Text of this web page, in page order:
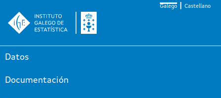
Galego Castellano
Datos
Documentación